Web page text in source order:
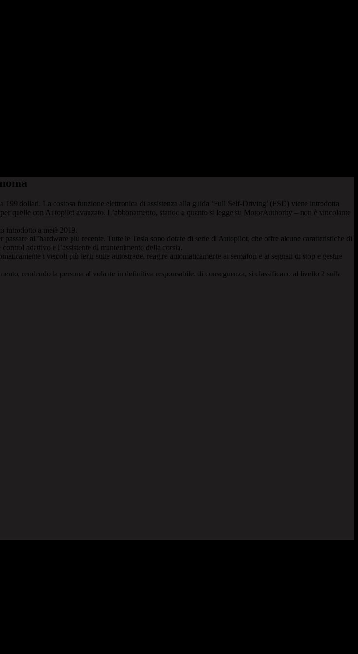
dollari. La costosa funzione elettronica di assistenza alla guida ‘Full Self-Driving’ (FSD) viene introdotta
quelle con Autopilot avanzato. L’abbonamento, stando a quanto si legge su MotorAuthority – non è vincolante
introdotto a metà 2019.
all’hardware più recente. Tutte le Tesla sono dotate di serie di Autopilot, che offre alcune caratteristiche di
adattivo e l’assistente di mantenimento della corsia.
i veicoli più lenti sulle autostrade, reagire automaticamente ai semafori e ai segnali di stop e gestire
rendendo la persona al volante in definitiva responsabile: di conseguenza, si classificano al livello 2 sulla